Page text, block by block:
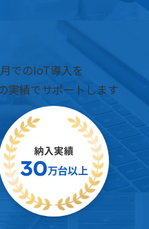
一覧
でのIoT導入を
実績でサポートします